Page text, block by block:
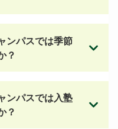
ンパスでは季節
？
ンパスでは入塾
？